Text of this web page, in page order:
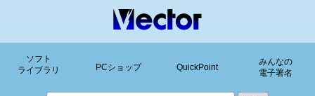
ソフト
ライブラリ
PCショップ QuickPoint
みんなの
電子署名